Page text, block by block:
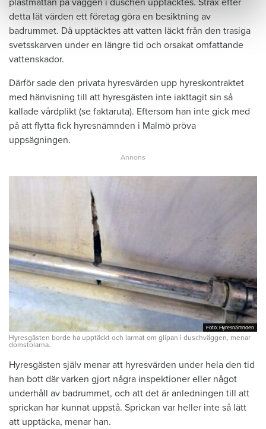
plastmattan på väggen i duschen upptäcktes. Strax efter
detta lät värden ett företag göra en besiktning av
badrummet. Då upptäcktes att vatten läckt från den trasiga
svetsskarven under en längre tid och orsakat omfattande
vattenskador.
Därför sade den privata hyresvärden upp hyreskontraktet
med hänvisning till att hyresgästen inte iakttagit sin så
kallade vårdplikt (se faktaruta). Eftersom han inte gick med
på att flytta fick hyresnämnden i Malmö pröva
uppsägningen.
Foto: Hyresnämnden
Foto: Hyresnämnden
Hyresgästen borde ha upptäckt och larmat om glipan i duschväggen, menar
domstolarna.
Hyresgästen själv menar att hyresvärden under hela den tid
han bott där varken gjort några inspektioner eller något
underhåll av badrummet, och att det är anledningen till att
sprickan har kunnat uppstå. Sprickan var heller inte så lätt
att upptäcka, menar han.